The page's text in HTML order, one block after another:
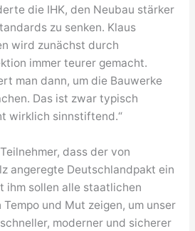
die IHK, den Neubau stärker
zu senken. Klaus
wird zunächst durch
immer teurer gemacht.
man dann, um die Bauwerke
Das ist zwar typisch
wirklich sinnstiftend.“
dass der von
angeregte Deutschlandpakt ein
ihm sollen alle staatlichen
und Mut zeigen, um unser
moderner und sicherer